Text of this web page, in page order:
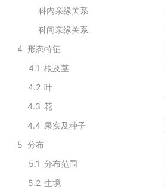
科内亲缘关系
科间亲缘关系
4 形态特征
4.1 根及茎
4.2 叶
4.3 花
4.4 果实及种子
5 分布
5.1 分布范围
5.2 生境